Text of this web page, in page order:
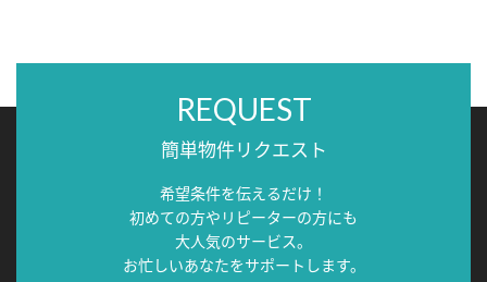
REQUEST
簡単物件リクエスト
希望条件を伝えるだけ！
初めての方やリピーターの方にも
大人気のサービス。
お忙しいあなたをサポートします。